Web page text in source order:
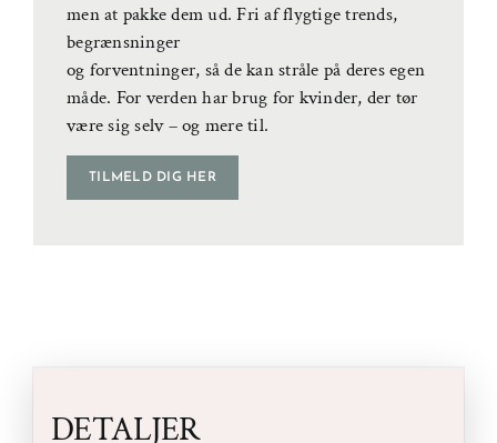
men at pakke dem ud. Fri af flygtige trends,
begrænsninger
og forventninger, så de kan stråle på deres egen
måde. For verden har brug for kvinder, der tør
være sig selv – og mere til.
TILMELD DIG HER
DETALJER